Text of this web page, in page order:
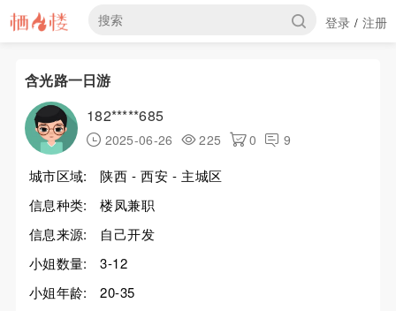
登录 / 注册
含光路一日游
182*****685
2025-06-26 225 0 9
城市区域:
陕西 - 西安 - 主城区
信息种类:
楼凤兼职
信息来源:
自己开发
小姐数量:
3-12
小姐年龄:
20-35